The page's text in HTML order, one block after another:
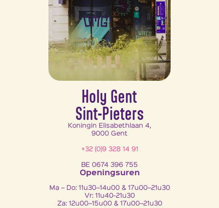
Holy Gent
Sint-Pieters
Koningin Elisabethlaan 4,
9000 Gent
+32 (0)9 328 14 91
BE 0674 396 755
Openingsuren
Ma – Do: 11u30–14u00 & 17u00–21u30
Vr: 11u40-21u30
Za: 12u00–15u00 & 17u00–21u30